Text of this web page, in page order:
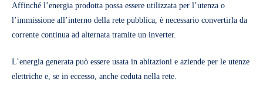
Affinché l’energia prodotta possa essere utilizzata per l’utenza o
l’immissione all’interno della rete pubblica, è necessario convertirla da
corrente continua ad alternata tramite un inverter.
L’energia generata può essere usata in abitazioni e aziende per le utenze
elettriche e, se in eccesso, anche ceduta nella rete.